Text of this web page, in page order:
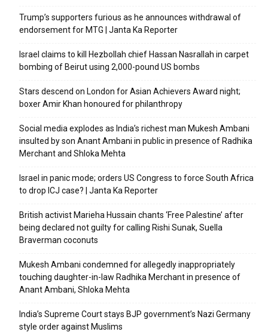
Trump’s supporters furious as he announces withdrawal of
endorsement for MTG | Janta Ka Reporter
Israel claims to kill Hezbollah chief Hassan Nasrallah in carpet
bombing of Beirut using 2,000-pound US bombs
Stars descend on London for Asian Achievers Award night;
boxer Amir Khan honoured for philanthropy
Social media explodes as India’s richest man Mukesh Ambani
insulted by son Anant Ambani in public in presence of Radhika
Merchant and Shloka Mehta
Israel in panic mode; orders US Congress to force South Africa
to drop ICJ case? | Janta Ka Reporter
British activist Marieha Hussain chants ‘Free Palestine’ after
being declared not guilty for calling Rishi Sunak, Suella
Braverman coconuts
Mukesh Ambani condemned for allegedly inappropriately
touching daughter-in-law Radhika Merchant in presence of
Anant Ambani, Shloka Mehta
India’s Supreme Court stays BJP government’s Nazi Germany
style order against Muslims